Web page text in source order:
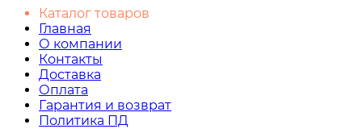
Каталог товаров
Главная
О компании
Контакты
Доставка
Оплата
Гарантия и возврат
Политика ПД